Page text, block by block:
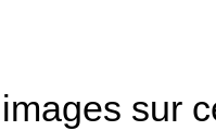
sur